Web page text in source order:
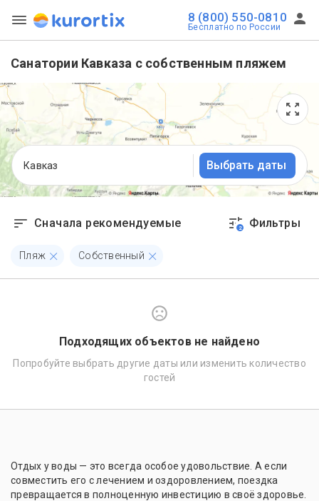
8 (800) 550-0810
Бесплатно по России
Санатории Кавказа с собственным пляжем
Кавказ Выбрать даты
Сначала рекомендуемые 2 Фильтры
Пляж Собственный
Подходящих объектов не найдено
Попробуйте выбрать другие даты или изменить количество
гостей
Отдых у воды — это всегда особое удовольствие. А если
совместить его с лечением и оздоровлением, поездка
превращается в полноценную инвестицию в своё здоровье.